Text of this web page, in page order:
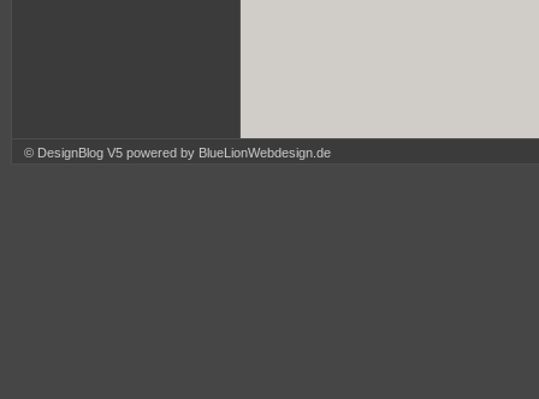
© DesignBlog V5 powered by BlueLionWebdesign.de